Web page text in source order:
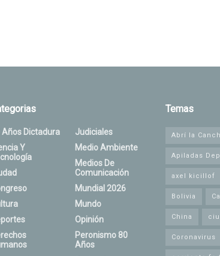
Años Dictadura
Y
Judiciales
Medio Ambiente
Medios De
Comunicación
Mundial 2026
Mundo
Opinión
Peronismo 80
Años
Temas
Abrí la
Apiladas
axel kicillof
Bolivia
China
Coronavirus